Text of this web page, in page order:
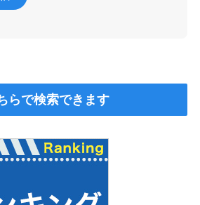
らで検索できます